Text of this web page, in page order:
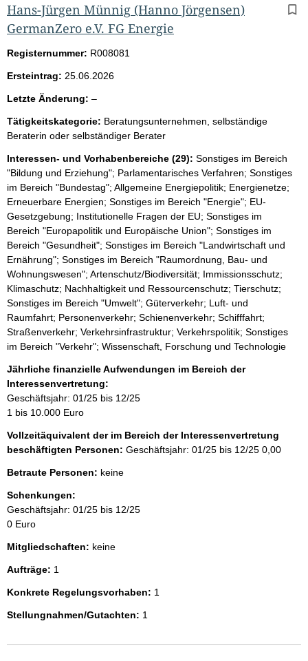
Hans-Jürgen Münnig (Hanno Jörgensen)
GermanZero e.V. FG Energie
Registernummer: R008081
Ersteintrag: 25.06.2026
Letzte Änderung: –l
e
r
Tätigkeitskategorie: Beratungsunternehmen, selbständige
Beraterin oder selbständiger Berater
Interessen- und Vorhabenbereiche (29): Sonstiges im Bereich
"Bildung und Erziehung"; Parlamentarisches Verfahren; Sonstiges
im Bereich "Bundestag"; Allgemeine Energiepolitik; Energienetze;
Erneuerbare Energien; Sonstiges im Bereich "Energie"; EU-
Gesetzgebung; Institutionelle Fragen der EU; Sonstiges im
Bereich "Europapolitik und Europäische Union"; Sonstiges im
Bereich "Gesundheit"; Sonstiges im Bereich "Landwirtschaft und
Ernährung"; Sonstiges im Bereich "Raumordnung, Bau- und
Wohnungswesen"; Artenschutz/Biodiversität; Immissionsschutz;
Klimaschutz; Nachhaltigkeit und Ressourcenschutz; Tierschutz;
Sonstiges im Bereich "Umwelt"; Güterverkehr; Luft- und
Raumfahrt; Personenverkehr; Schienenverkehr; Schifffahrt;
Straßenverkehr; Verkehrsinfrastruktur; Verkehrspolitik; Sonstiges
im Bereich "Verkehr"; Wissenschaft, Forschung und Technologie
Jährliche finanzielle Aufwendungen im Bereich der
Interessenvertretung:
Geschäftsjahr: 01/25 bis 12/25
1 bis 10.000 Euro
Vollzeitäquivalent der im Bereich der Interessenvertretung
beschäftigten Personen: Geschäftsjahr: 01/25 bis 12/25 0,00
Betraute Personen: keine
Schenkungen:
Geschäftsjahr: 01/25 bis 12/25
0 Euro
Mitgliedschaften: keine
Aufträge: 1
Konkrete Regelungsvorhaben: 1
Stellungnahmen/Gutachten: 1